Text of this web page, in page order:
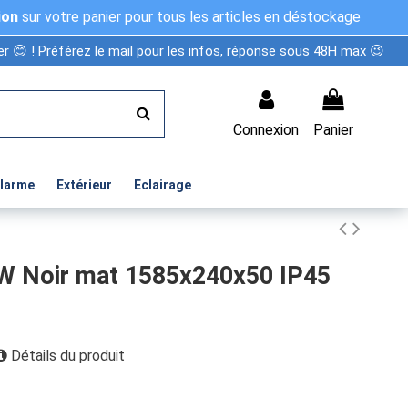
sur votre panier pour tous les articles en déstockage
😊 ! Préférez le mail pour les infos, réponse sous 48H max 😉
Connexion Panier
Extérieur Eclairage
Noir mat 1585x240x50 IP45
Détails du produit